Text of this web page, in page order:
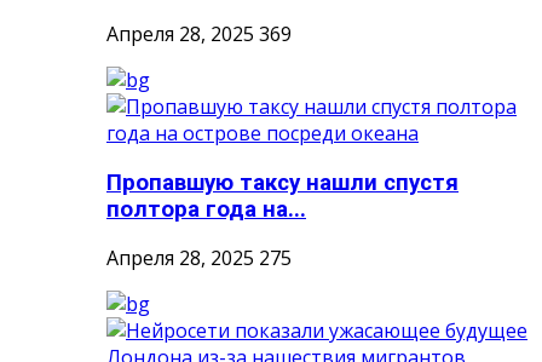
Апреля 28, 2025 369
Пропавшую таксу нашли спустя
полтора года на...
Апреля 28, 2025 275